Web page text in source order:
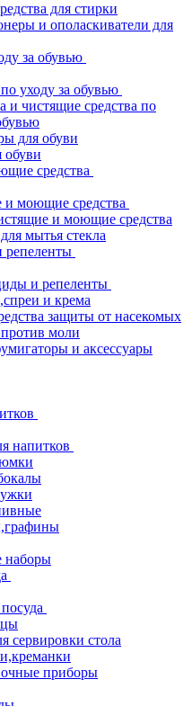
для стирки
и ополаскиватели для
за обувью
уходу за обувью
и чистящие средства по
для обуви
обуви
средства
и моющие средства
и моющие средства
мытья стекла
и репеленты
и крема
защиты от насекомых
моли
и аксессуары
напитков
наборы
сервировки стола
приборы